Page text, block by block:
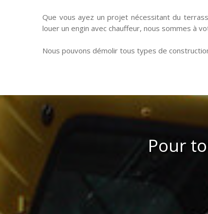
Que vous ayez un projet nécessitant du
louer un engin avec chauffeur, nous sommes à
Nous pouvons démolir tous types de
Pour